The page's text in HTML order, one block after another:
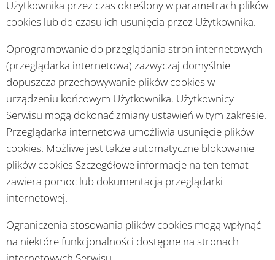
Użytkownika przez czas określony w parametrach plików
cookies lub do czasu ich usunięcia przez Użytkownika.
Oprogramowanie do przeglądania stron internetowych
(przeglądarka internetowa) zazwyczaj domyślnie
dopuszcza przechowywanie plików cookies w
urządzeniu końcowym Użytkownika. Użytkownicy
Serwisu mogą dokonać zmiany ustawień w tym zakresie.
Przeglądarka internetowa umożliwia usunięcie plików
cookies. Możliwe jest także automatyczne blokowanie
plików cookies Szczegółowe informacje na ten temat
zawiera pomoc lub dokumentacja przeglądarki
internetowej.
Ograniczenia stosowania plików cookies mogą wpłynąć
na niektóre funkcjonalności dostępne na stronach